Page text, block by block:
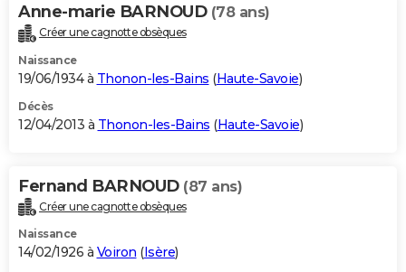
Anne-marie BARNOUD (78 ans)
Créer une cagnotte obsèques
Naissance
19/06/1934 à Thonon-les-Bains (Haute-Savoie)
Décès
12/04/2013 à Thonon-les-Bains (Haute-Savoie)
Fernand BARNOUD (87 ans)
Créer une cagnotte obsèques
Naissance
14/02/1926 à Voiron (Isère)